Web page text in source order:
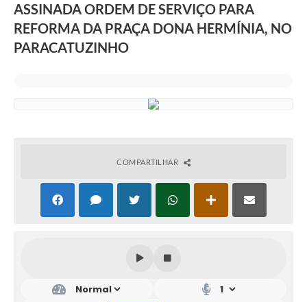
ASSINADA ORDEM DE SERVIÇO PARA
REFORMA DA PRAÇA DONA HERMÍNIA, NO
PARACATUZINHO
COMPARTILHAR